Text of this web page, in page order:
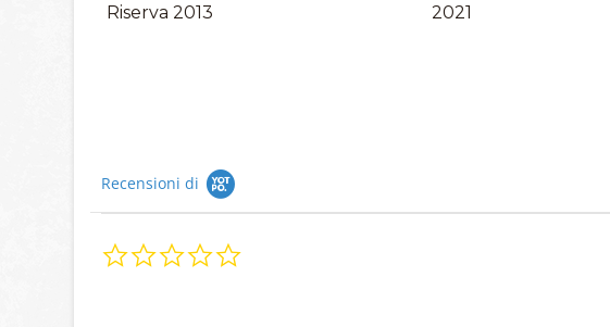
Riserva 2013
2021
Recensioni di